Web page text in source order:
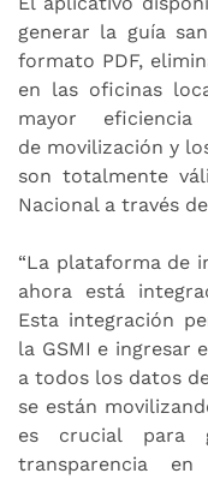
generar la guía
formato PDF,
en las oficinas
mayor
de movilización y
son totalmente
Nacional a través
“La plataforma de
ahora está
Esta integración
la GSMI e ingresar
a todos los datos
se están
es crucial para
transparencia